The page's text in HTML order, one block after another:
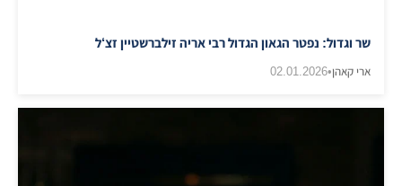
שר וגדול: נפטר הגאון הגדול רבי אריה זילברשטיין זצ‘ל
ארי קאהן•
02.01.2026